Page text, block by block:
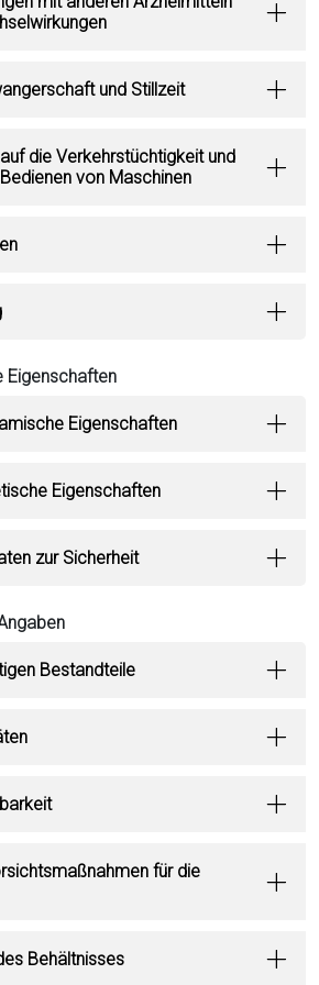
und Stillzeit
die Verkehrstüchtigkeit und
von Maschinen
Eigenschaften
Eigenschaften
Eigenschaften
zur Sicherheit
Bestandteile
für die
Behältnisses